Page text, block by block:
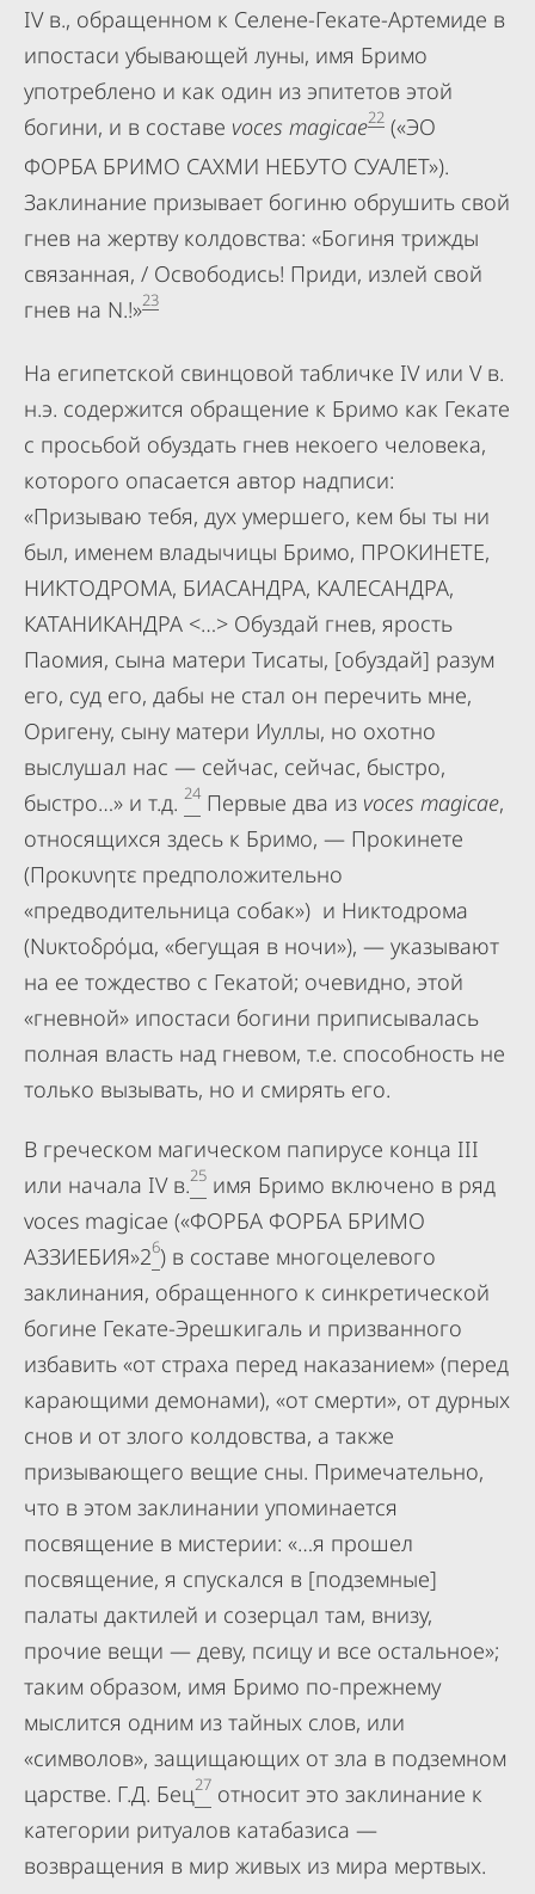
IV в., обращенном к Селене-Гекате-Артемиде в
ипостаси убывающей луны, имя Бримо
употреблено и как один из эпитетов этой
богини, и в составе voces magicae22 («ЭО
ФОРБА БРИМО САХМИ НЕБУТО СУАЛЕТ»).
Заклинание призывает богиню обрушить свой
гнев на жертву колдовства: «Богиня трижды
связанная, / Освободись! Приди, излей свой
гнев на N.!»23
На египетской свинцовой табличке IV или V в.
н.э. содержится обращение к Бримо как Гекате
с просьбой обуздать гнев некоего человека,
которого опасается автор надписи:
«Призываю тебя, дух умершего, кем бы ты ни
был, именем владычицы Бримо, ПРОКИНЕТЕ,
НИКТОДРОМА, БИАСАНДРА, КАЛЕСАНДРА,
КАТАНИКАНДРА <…> Обуздай гнев, ярость
Паомия, сына матери Тисаты, [обуздай] разум
его, суд его, дабы не стал он перечить мне,
Оригену, сыну матери Иуллы, но охотно
выслушал нас — сейчас, сейчас, быстро,
быстро…» и т.д. 24 Первые два из voces magicae,
относящихся здесь к Бримо, — Прокинете
(Προκυνητε предположительно
«предводительница собак») и Никтодрома
(Νυκτοδρόμα, «бегущая в ночи»), — указывают
на ее тождество с Гекатой; очевидно, этой
«гневной» ипостаси богини приписывалась
полная власть над гневом, т.е. способность не
только вызывать, но и смирять его.
В греческом магическом папирусе конца III
или начала IV в.25 имя Бримо включено в ряд
voces magicae («ФОРБА ФОРБА БРИМО
АЗЗИЕБИЯ»26) в составе многоцелевого
заклинания, обращенного к синкретической
богине Гекате-Эрешкигаль и призванного
избавить «от страха перед наказанием» (перед
карающими демонами), «от смерти», от дурных
снов и от злого колдовства, а также
призывающего вещие сны. Примечательно,
что в этом заклинании упоминается
посвящение в мистерии: «…я прошел
посвящение, я спускался в [подземные]
палаты дактилей и созерцал там, внизу,
прочие вещи — деву, псицу и все остальное»;
таким образом, имя Бримо по-прежнему
мыслится одним из тайных слов, или
«символов», защищающих от зла в подземном
царстве. Г.Д. Бец27 относит это заклинание к
категории ритуалов катабазиса —
возвращения в мир живых из мира мертвых.